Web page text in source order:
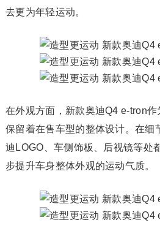
去更为年轻运动。
在外观方面，新款奥迪Q4 e-tron
保留着在售车型的整体设计。在细
迪LOGO、车侧饰板、后视镜等处
步提升车身整体外观的运动气质。